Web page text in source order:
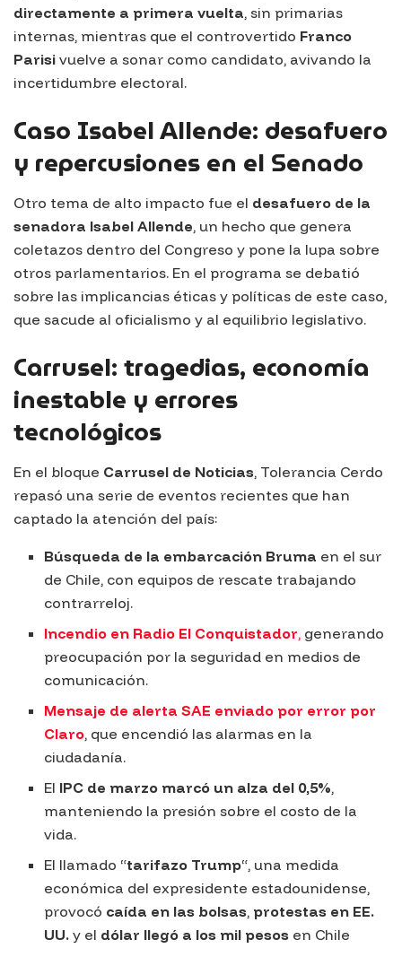
directamente a primera vuelta, sin primarias
internas, mientras que el controvertido Franco
Parisi vuelve a sonar como candidato, avivando la
incertidumbre electoral.
Caso Isabel Allende: desafuero
y repercusiones en el Senado
Otro tema de alto impacto fue el desafuero de la
senadora Isabel Allende, un hecho que genera
coletazos dentro del Congreso y pone la lupa sobre
otros parlamentarios. En el programa se debatió
sobre las implicancias éticas y políticas de este caso,
que sacude al oficialismo y al equilibrio legislativo.
Carrusel: tragedias, economía
inestable y errores
tecnológicos
En el bloque Carrusel de Noticias, Tolerancia Cerdo
repasó una serie de eventos recientes que han
captado la atención del país:
Búsqueda de la embarcación Bruma en el sur
de Chile, con equipos de rescate trabajando
contrarreloj.
Incendio en Radio El Conquistador, generando
preocupación por la seguridad en medios de
comunicación.
Mensaje de alerta SAE enviado por error por
Claro, que encendió las alarmas en la
ciudadanía.
El IPC de marzo marcó un alza del 0,5%,
manteniendo la presión sobre el costo de la
vida.
El llamado “tarifazo Trump“, una medida
económica del expresidente estadounidense,
provocó caída en las bolsas, protestas en EE.
UU. y el dólar llegó a los mil pesos en Chile